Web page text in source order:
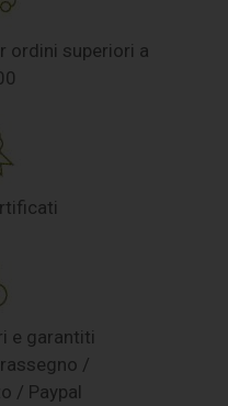
ordini superiori a
e garantiti
/
/ Paypal